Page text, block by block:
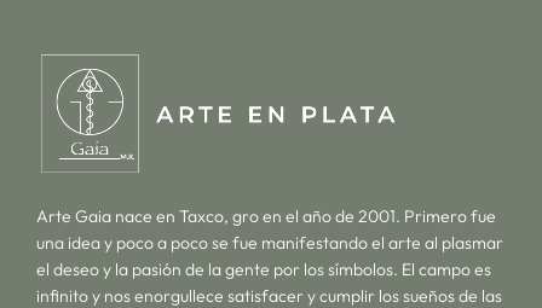
Arte Gaia nace en Taxco, gro en el año de 2001. Primero fue
una idea y poco a poco se fue manifestando el arte al plasmar
el deseo y la pasión de la gente por los símbolos. El campo es
infinito y nos enorgullece satisfacer y cumplir los sueños de las